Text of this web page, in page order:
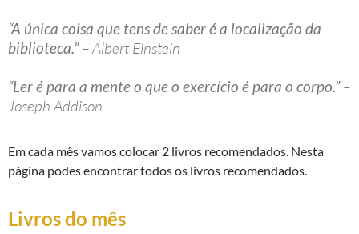
“A única coisa que tens de saber é a localização da
biblioteca.”– Albert Einstein
“Ler é para a mente o que o exercício é para o corpo.”–
Joseph Addison
Em cada mês vamos colocar 2 livros recomendados. Nesta
página podes encontrar todos os livros recomendados.
Livros do mês